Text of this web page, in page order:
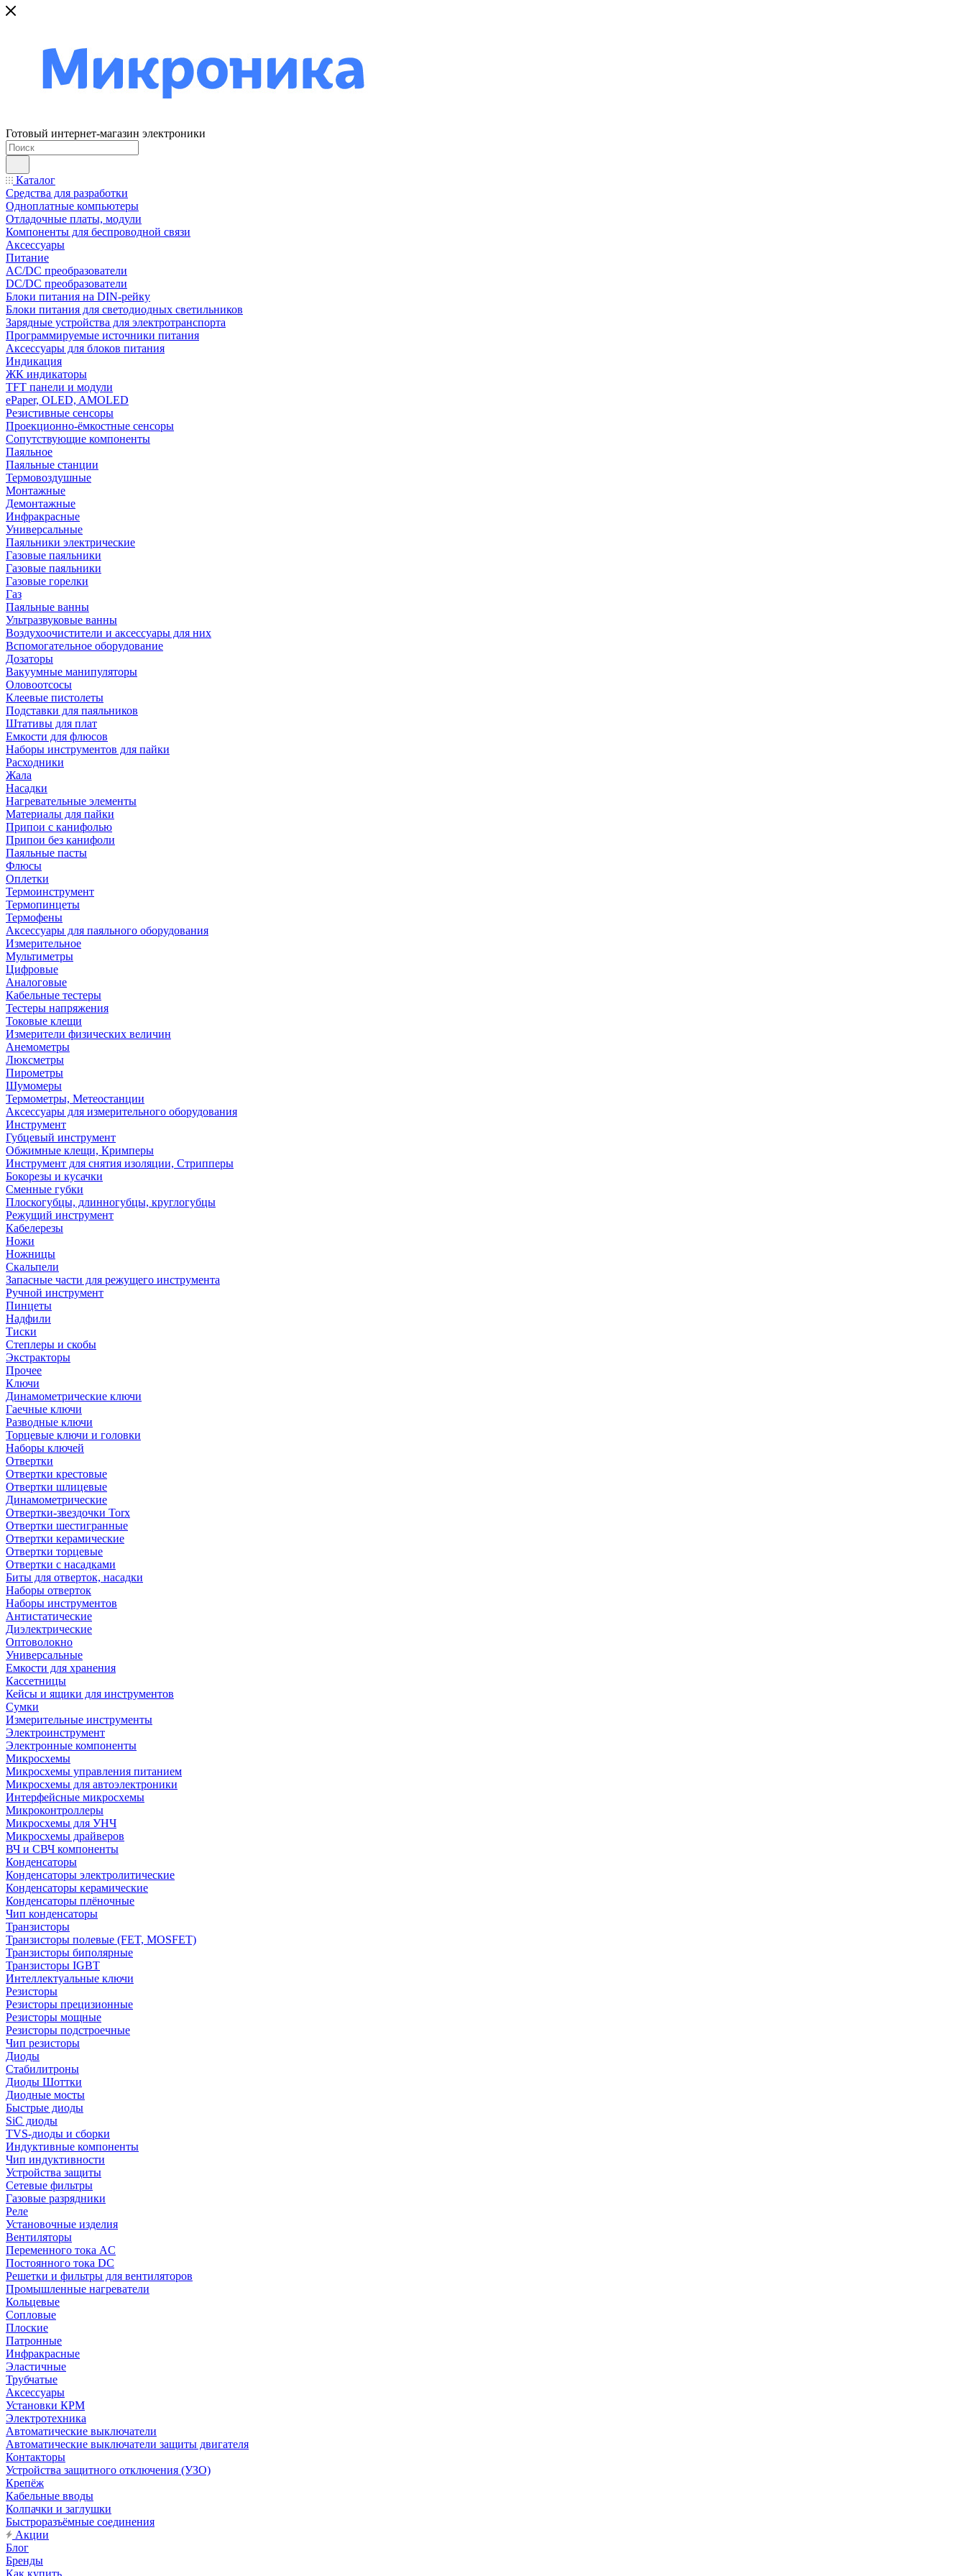
Готовый интернет-магазин электроники
Каталог
Средства для разработки
Одноплатные компьютеры
Отладочные платы, модули
Компоненты для беспроводной связи
Аксессуары
Питание
AC/DC преобразователи
DC/DC преобразователи
Блоки питания на DIN-рейку
Блоки питания для светодиодных светильников
Зарядные устройства для электротранспорта
Программируемые источники питания
Аксессуары для блоков питания
Индикация
ЖК индикаторы
TFT панели и модули
ePaper, OLED, AMOLED
Резистивные сенсоры
Проекционно-ёмкостные сенсоры
Сопутствующие компоненты
Паяльное
Паяльные станции
Термовоздушные
Монтажные
Демонтажные
Инфракрасные
Универсальные
Паяльники электрические
Газовые паяльники
Газовые паяльники
Газовые горелки
Газ
Паяльные ванны
Ультразвуковые ванны
Воздухоочистители и аксессуары для них
Вспомогательное оборудование
Дозаторы
Вакуумные манипуляторы
Оловоотсосы
Клеевые пистолеты
Подставки для паяльников
Штативы для плат
Емкости для флюсов
Наборы инструментов для пайки
Расходники
Жала
Насадки
Нагревательные элементы
Материалы для пайки
Припои с канифолью
Припои без канифоли
Паяльные пасты
Флюсы
Оплетки
Термоинструмент
Термопинцеты
Термофены
Аксессуары для паяльного оборудования
Измерительное
Мультиметры
Цифровые
Аналоговые
Кабельные тестеры
Тестеры напряжения
Токовые клещи
Измерители физических величин
Анемометры
Люксметры
Пирометры
Шумомеры
Термометры, Метеостанции
Аксессуары для измерительного оборудования
Инструмент
Губцевый инструмент
Обжимные клещи, Кримперы
Инструмент для снятия изоляции, Стрипперы
Бокорезы и кусачки
Сменные губки
Плоскогубцы, длинногубцы, круглогубцы
Режущий инструмент
Кабелерезы
Ножи
Ножницы
Скальпели
Запасные части для режущего инструмента
Ручной инструмент
Пинцеты
Надфили
Тиски
Степлеры и скобы
Экстракторы
Прочее
Ключи
Динамометрические ключи
Гаечные ключи
Разводные ключи
Торцевые ключи и головки
Наборы ключей
Отвертки
Отвертки крестовые
Отвертки шлицевые
Динамометрические
Отвертки-звездочки Torx
Отвертки шестигранные
Отвертки керамические
Отвертки торцевые
Отвертки с насадками
Биты для отверток, насадки
Наборы отверток
Наборы инструментов
Антистатические
Диэлектрические
Оптоволокно
Универсальные
Емкости для хранения
Кассетницы
Кейсы и ящики для инструментов
Сумки
Измерительные инструменты
Электроинструмент
Электронные компоненты
Микросхемы
Микросхемы управления питанием
Микросхемы для автоэлектроники
Интерфейсные микросхемы
Микроконтроллеры
Микросхемы для УНЧ
Микросхемы драйверов
ВЧ и СВЧ компоненты
Конденсаторы
Конденсаторы электролитические
Конденсаторы керамические
Конденсаторы плёночные
Чип конденсаторы
Транзисторы
Транзисторы полевые (FET, MOSFET)
Транзисторы биполярные
Транзисторы IGBT
Интеллектуальные ключи
Резисторы
Резисторы прецизионные
Резисторы мощные
Резисторы подстроечные
Чип резисторы
Диоды
Стабилитроны
Диоды Шоттки
Диодные мосты
Быстрые диоды
SiC диоды
TVS-диоды и сборки
Индуктивные компоненты
Чип индуктивности
Устройства защиты
Сетевые фильтры
Газовые разрядники
Реле
Установочные изделия
Вентиляторы
Переменного тока AC
Постоянного тока DC
Решетки и фильтры для вентиляторов
Промышленные нагреватели
Кольцевые
Сопловые
Плоские
Патронные
Инфракрасные
Эластичные
Трубчатые
Аксессуары
Установки КРМ
Электротехника
Автоматические выключатели
Автоматические выключатели защиты двигателя
Контакторы
Устройства защитного отключения (УЗО)
Крепёж
Кабельные вводы
Колпачки и заглушки
Быстроразъёмные соединения
Акции
Блог
Бренды
Как купить